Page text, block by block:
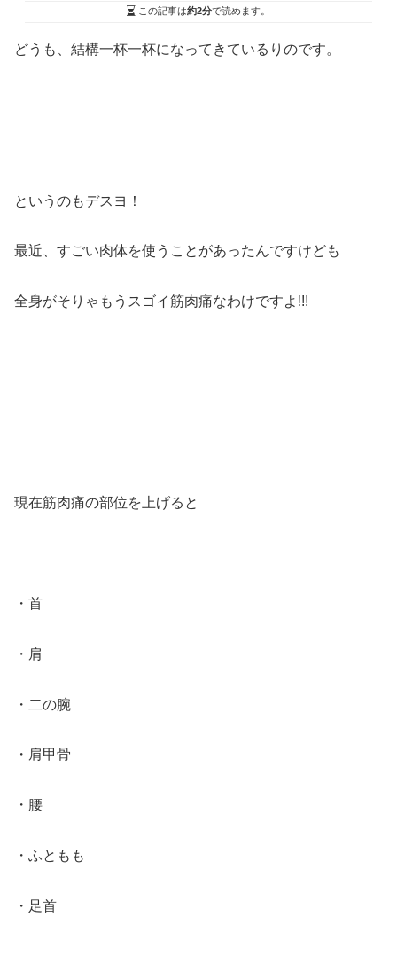
この記事は約2分で読めます。
どうも、結構一杯一杯になってきているりのです。
というのもデスヨ！
最近、すごい肉体を使うことがあったんですけども
全身がそりゃもうスゴイ筋肉痛なわけですよ!!!
現在筋肉痛の部位を上げると
・首
・肩
・二の腕
・肩甲骨
・腰
・ふともも
・足首